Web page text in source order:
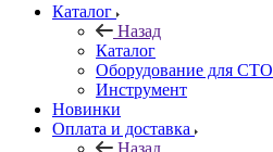
Каталог
Назад
Каталог
Оборудование для СТО
Инструмент
Новинки
Оплата и доставка
Назад